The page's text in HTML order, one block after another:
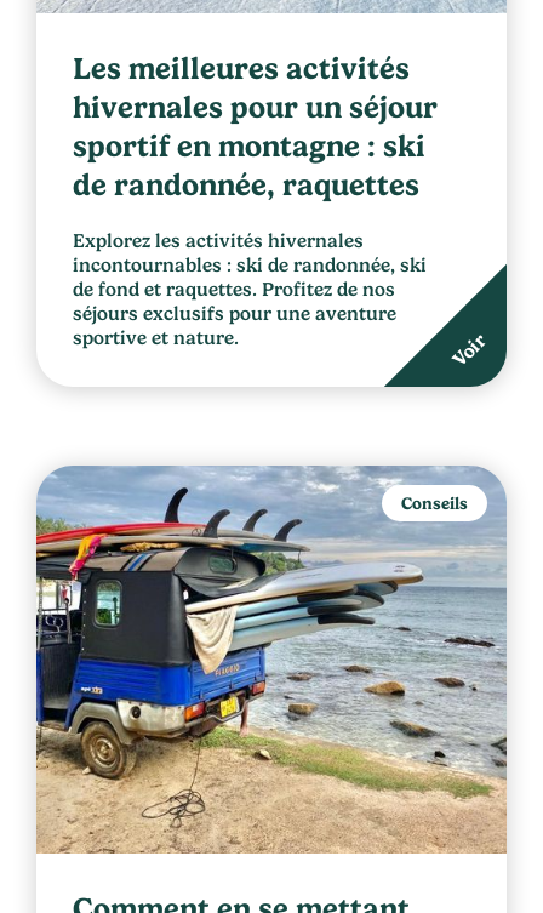
Les meilleures activités
hivernales pour un séjour
sportif en montagne : ski
de randonnée, raquettes
Explorez les activités hivernales
incontournables : ski de randonnée, ski
de fond et raquettes. Profitez de nos
séjours exclusifs pour une aventure
sportive et nature.
Voir
Conseils